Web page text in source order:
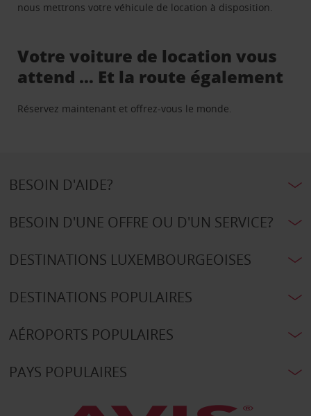
nous mettrons votre véhicule de location à disposition.
Votre voiture de location vous
attend … Et la route également
Réservez maintenant et offrez-vous le monde.
BESOIN D'AIDE?
BESOIN D'UNE OFFRE OU D'UN SERVICE?
DESTINATIONS LUXEMBOURGEOISES
DESTINATIONS POPULAIRES
AÉROPORTS POPULAIRES
PAYS POPULAIRES